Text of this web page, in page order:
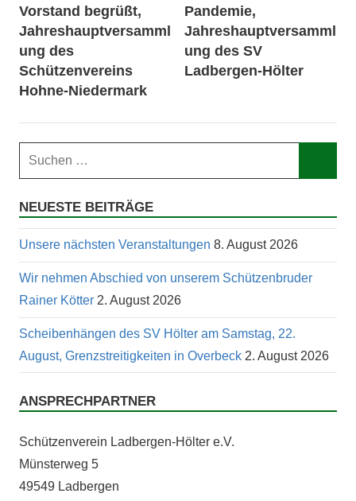
Vorstand begrüßt,
Jahreshauptversamml
ung des
Schützenvereins
Hohne-Niedermark
Pandemie,
Jahreshauptversamml
ung des SV
Ladbergen-Hölter
Suchen
NEUESTE BEITRÄGE
Unsere nächsten Veranstaltungen 8. August 2026
Wir nehmen Abschied von unserem Schützenbruder
Rainer Kötter 2. August 2026
Scheibenhängen des SV Hölter am Samstag, 22.
August, Grenzstreitigkeiten in Overbeck 2. August 2026
ANSPRECHPARTNER
Schützen­vere­in Lad­ber­gen-Höl­ter e.V.
Mün­ster­weg 5
49549 Ladbergen